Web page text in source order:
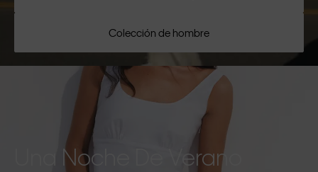
Colección de hombre
Una Noche De Verano